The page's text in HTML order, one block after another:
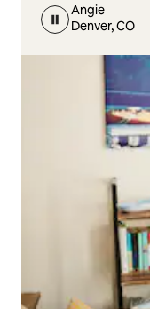
Angie
Denver, CO